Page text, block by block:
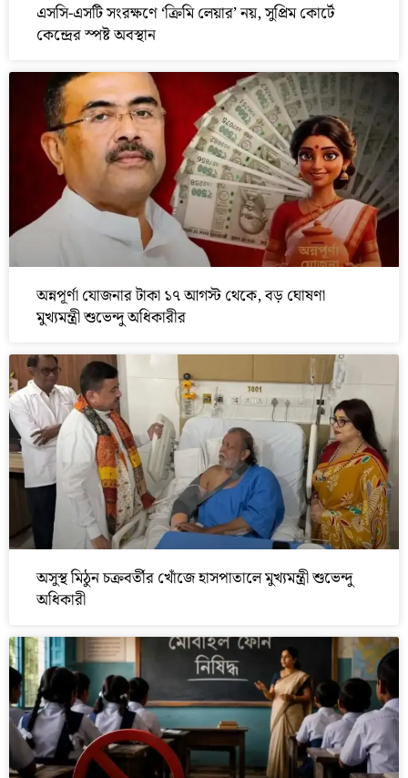
এসসি-এসটি সংরক্ষণে ‘ক্রিমি লেয়ার’ নয়, সুপ্রিম কোর্টে
কেন্দ্রের স্পষ্ট অবস্থান
অন্নপূর্ণা যোজনার টাকা ১৭ আগস্ট থেকে, বড় ঘোষণা
মুখ্যমন্ত্রী শুভেন্দু অধিকারীর
অসুস্থ মিঠুন চক্রবর্তীর খোঁজে হাসপাতালে মুখ্যমন্ত্রী শুভেন্দু
অধিকারী